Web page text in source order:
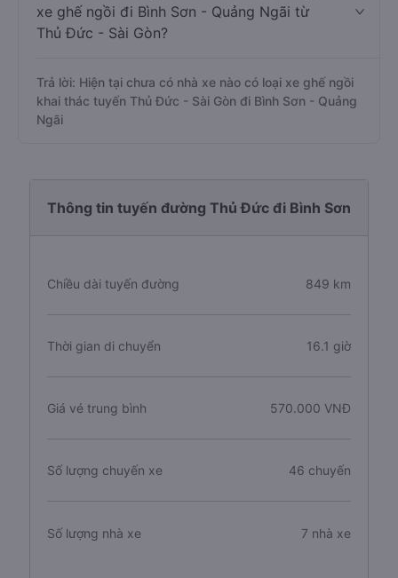
xe ghế ngồi đi Bình Sơn - Quảng Ngãi từ
Thủ Đức - Sài Gòn?
Trả lời: Hiện tại chưa có nhà xe nào có loại xe ghế ngồi
khai thác tuyến Thủ Đức - Sài Gòn đi Bình Sơn - Quảng
Ngãi
Thông tin tuyến đường Thủ Đức đi Bình Sơn
Chiều dài tuyến đường 849 km
Thời gian di chuyển 16.1 giờ
Giá vé trung bình 570.000 VNĐ
Số lượng chuyến xe 46 chuyến
Số lượng nhà xe 7 nhà xe